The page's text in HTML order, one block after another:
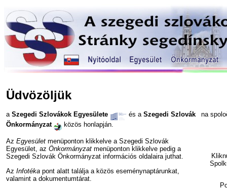
Üdvözöljük
a Szegedi Szlovákok Egyesülete és a Szegedi Szlovák
Önkormányzat
közös honlapján.
Az Egyesület menüponton klikkelve a Szegedi Szlovák
Egyesület, az Önkormányzat menüponton klikkelve pedig a
Szegedi Szlovák Önkormányzat információs oldalaira juthat.
Az Infotéka pont alatt találja a közös eseménynaptárunkat,
valamint a dokumentumtárat.
na